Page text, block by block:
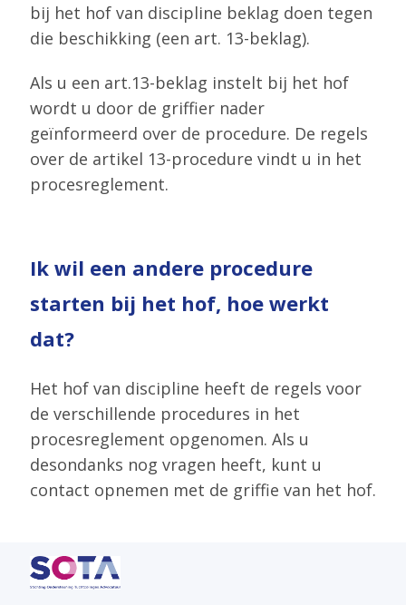
bij het hof van discipline beklag doen tegen
die beschikking (een art. 13-beklag).
Als u een art.13-beklag instelt bij het hof
wordt u door de griffier nader
geïnformeerd over de procedure. De regels
over de artikel 13-procedure vindt u in het
procesreglement.
Ik
wil
een
andere
procedure
starten
bij
het
hof,
hoe
dat?
Ik wil een andere procedure
starten bij het hof, hoe werkt
dat?
Het hof van discipline heeft de regels voor
de verschillende procedures in het
procesreglement opgenomen. Als u
desondanks nog vragen heeft, kunt u
contact opnemen met de griffie van het hof.